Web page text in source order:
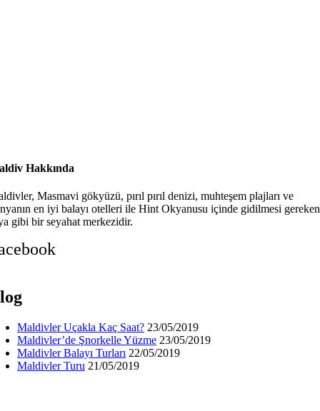
Hakkında
Masmavi gökyüzü, pırıl pırıl denizi, muhteşem plajları ve
en iyi balayı otelleri ile Hint Okyanusu içinde gidilmesi gereken
gibi bir seyahat merkezidir.
Maldivler Uçakla Kaç Saat? 23/05/2019
Maldivler’de Şnorkelle Yüzme 23/05/2019
Maldivler Balayı Turları 22/05/2019
Maldivler Turu 21/05/2019